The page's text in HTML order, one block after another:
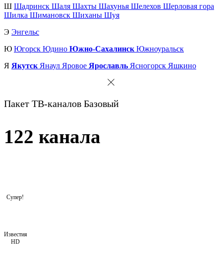
Ш Шадринск Шаля Шахты Шахунья Шелехов Шерловая гора
Шилка Шимановск Шиханы Шуя
Э Энгельс
Ю Югорск Юдино Южно-Сахалинск Южноуральск
Я Якутск Янаул Яровое Ярославль Ясногорск Яшкино
Пакет ТВ-каналов Базовый
122 канала
Супер!
Известия
HD